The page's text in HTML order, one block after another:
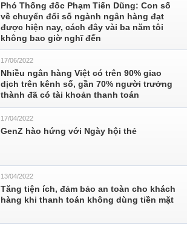
Phó Thống đốc Phạm Tiến Dũng: Con số
về chuyển đổi số ngành ngân hàng đạt
được hiện nay, cách đây vài ba năm tôi
không bao giờ nghĩ đến
17/06/2022
Nhiều ngân hàng Việt có trên 90% giao
dịch trên kênh số, gần 70% người trưởng
thành đã có tài khoản thanh toán
17/04/2022
GenZ hào hứng với Ngày hội thẻ
13/04/2022
Tăng tiện ích, đảm bảo an toàn cho khách
hàng khi thanh toán không dùng tiền mặt